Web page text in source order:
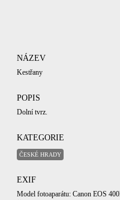
NÁZEV
Kestřany
POPIS
Dolní tvrz.
KATEGORIE
ČESKÉ HRADY
EXIF
Model fotoaparátu: Canon EOS